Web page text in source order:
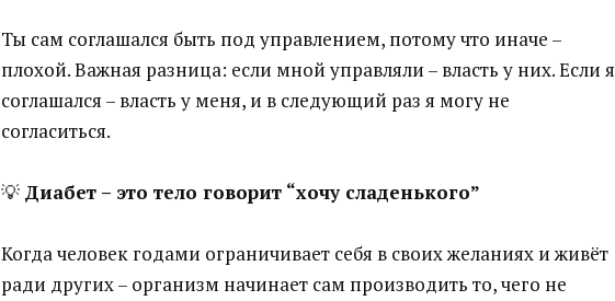
Ты сам соглашался быть под управлением, потому что иначе –
плохой. Важная разница: если мной управляли – власть у них. Если я
соглашался – власть у меня, и в следующий раз я могу не
согласиться.
💡 Диабет – это тело говорит “хочу сладенького”
Когда человек годами ограничивает себя в своих желаниях и живёт
ради других – организм начинает сам производить то, чего не